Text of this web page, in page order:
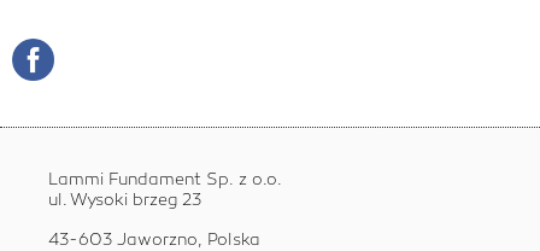
Lammi Fundament Sp. z o.o.
ul. Wysoki brzeg 23
43-603 Jaworzno, Polska